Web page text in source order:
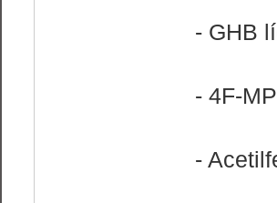
- GHB
- 4F-
-